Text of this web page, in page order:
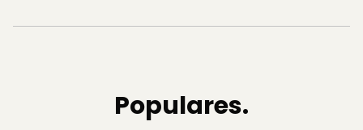
Populares.